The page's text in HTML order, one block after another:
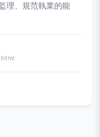
理、規范執業的能